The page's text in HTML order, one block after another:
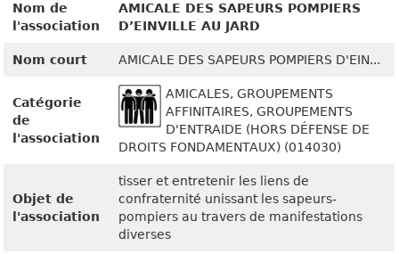
Nom de
l'association
AMICALE DES SAPEURS POMPIERS
D’EINVILLE AU JARD
Nom court AMICALE DES SAPEURS POMPIERS D'EIN...
Catégorie
de
l'association
AMICALES, GROUPEMENTS
AFFINITAIRES, GROUPEMENTS
D'ENTRAIDE (HORS DÉFENSE DE
DROITS FONDAMENTAUX) (014030)
Objet de
l'association
tisser et entretenir les liens de
confraternité unissant les sapeurs-
pompiers au travers de manifestations
diverses